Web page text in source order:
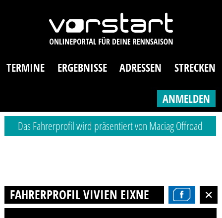
TERMINE ERGEBNISSE ADRESSEN STRECKEN
ANMELDEN
Das Fahrerprofil wird präsentiert von Maciag Offroad
FAHRERPROFIL VIVIEN EIXNER -SCHUNKE